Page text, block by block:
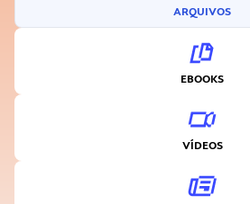
ARQUIVOS
EBOOKS
VÍDEOS